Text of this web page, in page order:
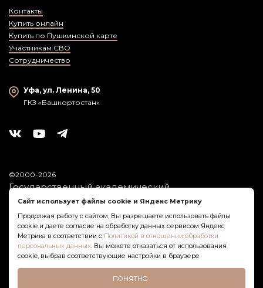
Контакты
Купить онлайн
Купить по Пушкинской карте
Участникам СВО
Сотрудничество
Уфа, ул. Ленина, 50
ГКЗ «Башкортостан»
©2000-2026
Государственный академический
симфонический оркестр
Республики Башкортостан
Политика обработки персональных данных
Оставить отзыв о Госоркестре РБ
Создание сайта
Сайт использует файлы cookie и Яндекс Метрику
Продолжая работу с сайтом, Вы разрешаете использовать файлы
cookie и даете согласие на обработку данных сервисом Яндекс
Метрика в соответствии с Политикой в отношении обработки
персональных данных. Вы можете отказаться от использования
cookie, выбрав соответствующие настройки в браузере
ПОНЯТНО